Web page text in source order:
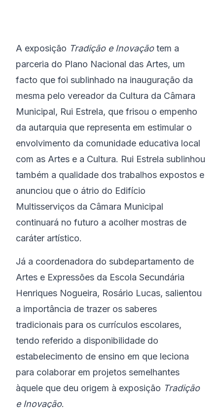
A exposição Tradição e Inovaçãotem a
parceria do Plano Nacional das Artes, um
facto que foi sublinhado na inauguração da
mesma pelo vereador da Cultura da Câmara
Municipal, Rui Estrela, que frisou o empenho
da autarquia que representa em estimular o
envolvimento da comunidade educativa local
com as Artes e a Cultura. Rui Estrela sublinhou
também a qualidade dos trabalhos expostos e
anunciou que o átrio do Edifício
Multisserviços da Câmara Municipal
continuará no futuro a acolher mostras de
caráter artístico.
Já a coordenadora do subdepartamento de
Artes e Expressões da Escola Secundária
Henriques Nogueira, Rosário Lucas, salientou
a importância de trazer os saberes
tradicionais para os currículos escolares,
tendo referido a disponibilidade do
estabelecimento de ensino em que leciona
para colaborar em projetos semelhantes
àquele que deu origem à exposição Tradição
e Inovação.